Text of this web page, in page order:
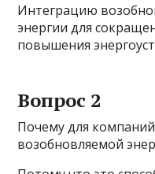
Интеграцию
энергии для
повышения
Вопрос 2
Почему для
возобновляемой